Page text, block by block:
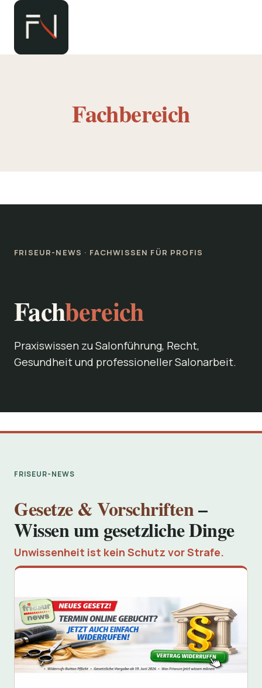
Zum
springen
Fachbereich
FRISEUR-NEWS · FACHWISSEN FÜR PROFIS
Fachbereich
Praxiswissen zu Salonführung, Recht,
Gesundheit und professioneller Salonarbeit.
FRISEUR-NEWS
Gesetze & Vorschriften–
Wissen um gesetzliche Dinge
Unwissenheit ist kein Schutz vor Strafe.